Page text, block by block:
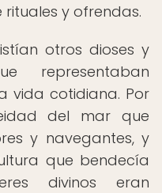
y ofrendas.
otros dioses y
representaban
vida cotidiana. Por
del mar que
y navegantes, y
que bendecía
divinos eran